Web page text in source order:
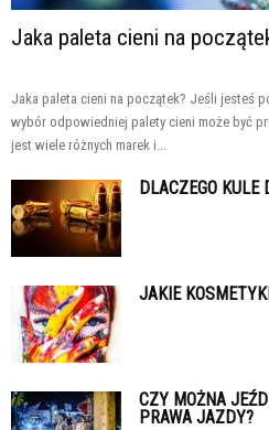
Jaka paleta cieni na
Jaka paleta cieni na początek? Jeśli jesteś
wybór odpowiedniej palety cieni może być
jest wiele różnych marek i...
DLACZEGO
JAKIE
CZY MOŻNA
PRAWA JAZDY?